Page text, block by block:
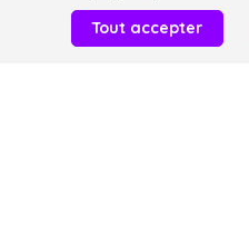
Tout accepter